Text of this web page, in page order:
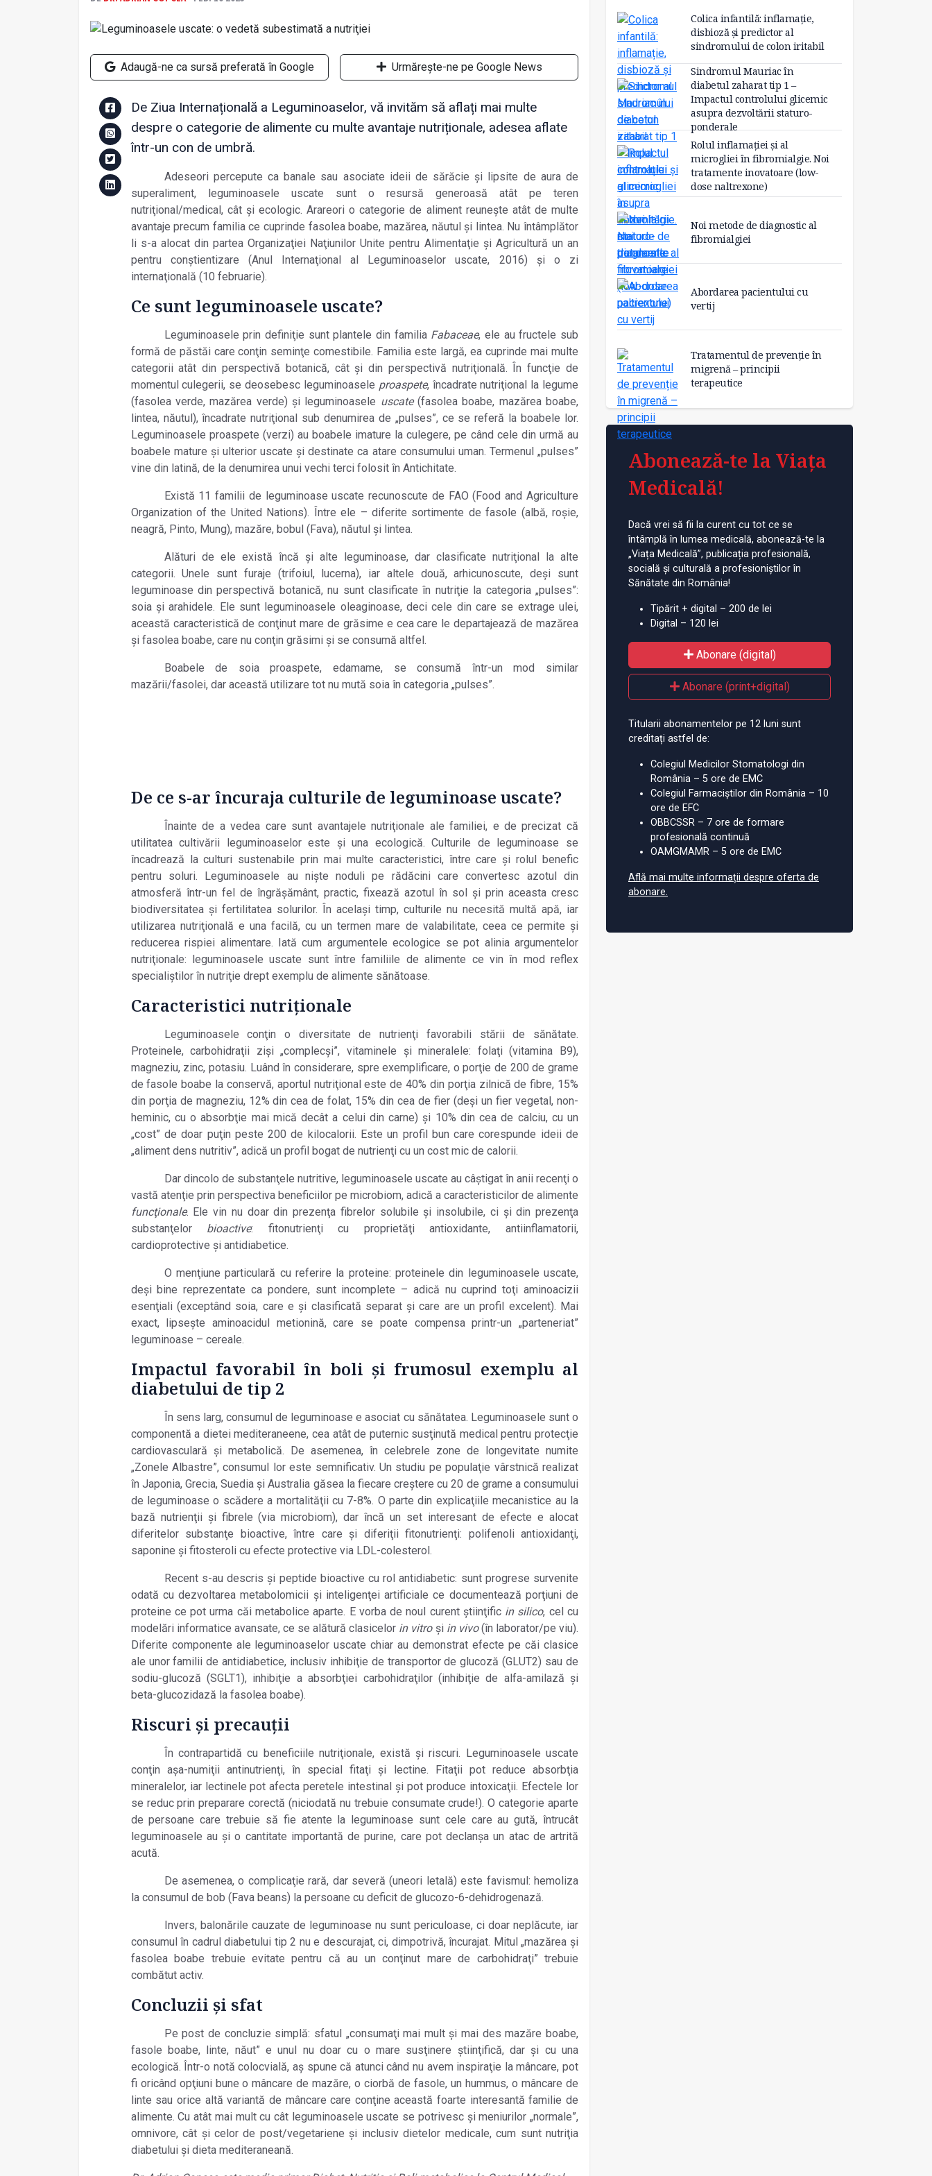
Adaugă-ne ca sursă preferată în Google Urmărește-ne pe Google News
De Ziua Internațională a Leguminoaselor, vă invităm să aflați mai multe
despre o categorie de alimente cu multe avantaje nutriționale, adesea aflate
într-un con de umbră.
Adeseori percepute ca banale sau asociate ideii de sărăcie şi lipsite de aura de
superaliment, leguminoasele uscate sunt o resursă generoasă atât pe teren
nutriţional/medical, cât şi ecologic. Arareori o categorie de aliment reuneşte atât de multe
avantaje precum familia ce cuprinde fasolea boabe, mazărea, năutul şi lintea. Nu întâmplător
li s-a alocat din partea Organizaţiei Naţiunilor Unite pentru Alimentaţie şi Agricultură un an
pentru conştientizare (Anul Internaţional al Leguminoaselor uscate, 2016) şi o zi
internaţională (10 februarie).
Ce sunt leguminoasele uscate?
Leguminoasele prin definiţie sunt plantele din familia Fabaceae, ele au fructele sub
formă de păstăi care conţin seminţe comestibile. Familia este largă, ea cuprinde mai multe
categorii atât din perspectivă botanică, cât şi din perspectivă nutriţională. În funcţie de
momentul culegerii, se deosebesc leguminoasele proaspete, încadrate nutriţional la legume
(fasolea verde, mazărea verde) și leguminoasele uscate(fasolea boabe, mazărea boabe,
lintea, năutul), încadrate nutriţional sub denumirea de „pulses”, ce se referă la boabele lor.
Leguminoasele proaspete (verzi) au boabele imature la culegere, pe când cele din urmă au
boabele mature şi ulterior uscate şi destinate ca atare consumului uman. Termenul „pulses”
vine din latină, de la denumirea unui vechi terci folosit în Antichitate.
Există 11 familii de leguminoase uscate recunoscute de FAO (Food and Agriculture
Organization of the United Nations). Între ele – diferite sortimente de fasole (albă, roşie,
neagră, Pinto, Mung), mazăre, bobul (Fava), năutul şi lintea.
Alături de ele există încă şi alte leguminoase, dar clasificate nutriţional la alte
categorii. Unele sunt furaje (trifoiul, lucerna), iar altele două, arhicunoscute, deşi sunt
leguminoase din perspectivă botanică, nu sunt clasificate în nutriţie la categoria „pulses”:
soia şi arahidele. Ele sunt leguminoasele oleaginoase, deci cele din care se extrage ulei,
această caracteristică de conţinut mare de grăsime e cea care le departajează de mazărea
şi fasolea boabe, care nu conţin grăsimi şi se consumă altfel.
Boabele de soia proaspete, edamame, se consumă într-un mod similar
mazării/fasolei, dar această utilizare tot nu mută soia în categoria „pulses”.
De ce s-ar încuraja culturile de leguminoase uscate?
Înainte de a vedea care sunt avantajele nutriţionale ale familiei, e de precizat că
utilitatea cultivării leguminoaselor este şi una ecologică. Culturile de leguminoase se
încadrează la culturi sustenabile prin mai multe caracteristici, între care şi rolul benefic
pentru soluri. Leguminoasele au nişte noduli pe rădăcini care convertesc azotul din
atmosferă într-un fel de îngrăşământ, practic, fixează azotul în sol şi prin aceasta cresc
biodiversitatea şi fertilitatea solurilor. În acelaşi timp, culturile nu necesită multă apă, iar
utilizarea nutriţională e una facilă, cu un termen mare de valabilitate, ceea ce permite şi
reducerea rispiei alimentare. Iată cum argumentele ecologice se pot alinia argumentelor
nutriţionale: leguminoasele uscate sunt între familiile de alimente ce vin în mod reflex
specialiştilor în nutriţie drept exemplu de alimente sănătoase.
Caracteristici nutriţionale
Leguminoasele conţin o diversitate de nutrienţi favorabili stării de sănătate.
Proteinele, carbohidraţii zişi „complecşi”, vitaminele şi mineralele: folaţi (vitamina B9),
magneziu, zinc, potasiu. Luând în considerare, spre exemplificare, o porţie de 200 de grame
de fasole boabe la conservă, aportul nutriţional este de 40% din porţia zilnică de fibre, 15%
din porţia de magneziu, 12% din cea de folat, 15% din cea de fier (deşi un fier vegetal, non-
heminic, cu o absorbţie mai mică decât a celui din carne) şi 10% din cea de calciu, cu un
„cost” de doar puţin peste 200 de kilocalorii. Este un profil bun care corespunde ideii de
„aliment dens nutritiv”, adică un profil bogat de nutrienţi cu un cost mic de calorii.
Dar dincolo de substanţele nutritive, leguminoasele uscate au câştigat în anii recenţi o
vastă atenţie prin perspectiva beneficiilor pe microbiom, adică a caracteristicilor de alimente
funcţionale. Ele vin nu doar din prezenţa fibrelor solubile şi insolubile, ci şi din prezenţa
substanţelor bioactive: fitonutrienţi cu proprietăţi antioxidante, antiinflamatorii,
cardioprotective şi antidiabetice.
O menţiune particulară cu referire la proteine: proteinele din leguminoasele uscate,
deşi bine reprezentate ca pondere, sunt incomplete – adică nu cuprind toţi aminoacizii
esenţiali (exceptând soia, care e şi clasificată separat şi care are un profil excelent). Mai
exact, lipseşte aminoacidul metionină, care se poate compensa printr-un „parteneriat”
leguminoase – cereale.
Impactul favorabil în boli şi frumosul exemplu al
diabetului de tip 2
În sens larg, consumul de leguminoase e asociat cu sănătatea. Leguminoasele sunt o
componentă a dietei mediteraneene, cea atât de puternic susţinută medical pentru protecţie
cardiovasculară şi metabolică. De asemenea, în celebrele zone de longevitate numite
„Zonele Albastre”, consumul lor este semnificativ. Un studiu pe populaţie vârstnică realizat
în Japonia, Grecia, Suedia şi Australia găsea la fiecare creştere cu 20 de grame a consumului
de leguminoase o scădere a mortalităţii cu 7-8%. O parte din explicaţiile mecanistice au la
bază nutrienţii şi fibrele (via microbiom), dar încă un set interesant de efecte e alocat
diferitelor substanţe bioactive, între care şi diferiţii fitonutrienţi: polifenoli antioxidanţi,
saponine şi fitosteroli cu efecte protective via LDL-colesterol.
Recent s-au descris şi peptide bioactive cu rol antidiabetic: sunt progrese survenite
odată cu dezvoltarea metabolomicii şi inteligenţei artificiale ce documentează porţiuni de
proteine ce pot urma căi metabolice aparte. E vorba de noul curent ştiinţificin silico, cel cu
modelări informatice avansate, ce se alătură clasicelor in vitroşi in vivo(în laborator/pe viu).
Diferite componente ale leguminoaselor uscate chiar au demonstrat efecte pe căi clasice
ale unor familii de antidiabetice, inclusiv inhibiţie de transportor de glucoză (GLUT2) sau de
sodiu-glucoză (SGLT1), inhibiţie a absorbţiei carbohidraţilor (inhibiţie de alfa-amilază şi
beta-glucozidază la fasolea boabe).
Riscuri şi precauţii
În contrapartidă cu beneficiile nutriţionale, există şi riscuri. Leguminoasele uscate
conţin aşa-numiţii antinutrienţi, în special fitaţi şi lectine. Fitaţii pot reduce absorbţia
mineralelor, iar lectinele pot afecta peretele intestinal şi pot produce intoxicaţii. Efectele lor
se reduc prin preparare corectă (niciodată nu trebuie consumate crude!). O categorie aparte
de persoane care trebuie să fie atente la leguminoase sunt cele care au gută, întrucât
leguminoasele au şi o cantitate importantă de purine, care pot declanşa un atac de artrită
acută.
De asemenea, o complicaţie rară, dar severă (uneori letală) este favismul: hemoliza
la consumul de bob (Fava beans) la persoane cu deficit de glucozo-6-dehidrogenază.
Invers, balonările cauzate de leguminoase nu sunt periculoase, ci doar neplăcute, iar
consumul în cadrul diabetului tip 2 nu e descurajat, ci, dimpotrivă, încurajat. Mitul „mazărea şi
fasolea boabe trebuie evitate pentru că au un conţinut mare de carbohidraţi” trebuie
combătut activ.
Concluzii şi sfat
Pe post de concluzie simplă: sfatul „consumaţi mai mult şi mai des mazăre boabe,
fasole boabe, linte, năut” e unul nu doar cu o mare susţinere ştiinţifică, dar şi cu una
ecologică. Într-o notă colocvială, aş spune că atunci când nu avem inspiraţie la mâncare, pot
fi oricând opţiuni bune o mâncare de mazăre, o ciorbă de fasole, un hummus, o mâncare de
linte sau orice altă variantă de mâncare care conţine această foarte interesantă familie de
alimente. Cu atât mai mult cu cât leguminoasele uscate se potrivesc şi meniurilor „normale”,
omnivore, cât şi celor de post/vegetariene şi inclusiv dietelor medicale, cum sunt nutriţia
diabetului şi dieta mediteraneană.
Colica infantilă: inflamație,
disbioză și predictor al
sindromului de colon iritabil
Sindromul Mauriac în
diabetul zaharat tip 1 –
Impactul controlului glicemic
asupra dezvoltării staturo-
ponderale
Rolul inflamației și al
microgliei în fibromialgie. Noi
tratamente inovatoare (low-
dose naltrexone)
Noi metode de diagnostic al
fibromialgiei
Abordarea pacientului cu
vertij
Tratamentul de prevenție în
migrenă – principii
terapeutice
Abonează-te la Viața
Medicală!
Dacă vrei să fii la curent cu tot ce se
întâmplă în lumea medicală, abonează-te la
„Viața Medicală”, publicația profesională,
socială și culturală a profesioniștilor în
Sănătate din România!
Tipărit + digital – 200 de lei
Digital – 120 lei
Abonare (digital)
Abonare (print+digital)
Titularii abonamentelor pe 12 luni sunt
creditați astfel de:
Colegiul Medicilor Stomatologi din
România – 5 ore de EMC
Colegiul Farmaciștilor din România – 10
ore de EFC
OBBCSSR – 7 ore de formare
profesională continuă
OAMGMAMR – 5 ore de EMC
Află mai multe informații despre oferta de
abonare.